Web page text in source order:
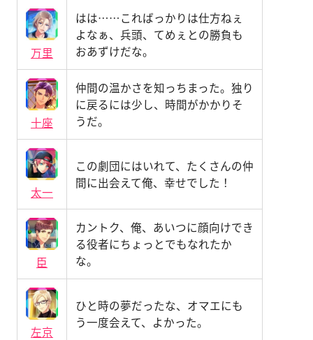
万里
はは……こればっかりは仕方ねぇ
よなぁ、兵頭、てめぇとの勝負も
おあずけだな。
十座
仲間の温かさを知っちまった。独り
に戻るには少し、時間がかかりそ
うだ。
太一
この劇団にはいれて、たくさんの仲
間に出会えて俺、幸せでした！
臣
カントク、俺、あいつに顔向けでき
る役者にちょっとでもなれたか
な。
左京
ひと時の夢だったな、オマエにも
う一度会えて、よかった。